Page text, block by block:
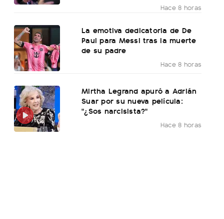
Hace 8 horas
La emotiva dedicatoria de De
Paul para Messi tras la muerte
de su padre
Hace 8 horas
Mirtha Legrand apuró a Adrián
Suar por su nueva película:
"¿Sos narcisista?"
Hace 8 horas